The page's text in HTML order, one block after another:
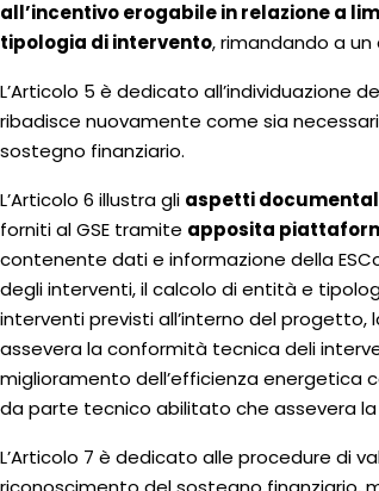
all’incentivo erogabile in relazione a
tipologia di intervento, rimandando a
L’Articolo 5 è dedicato all’individuazione
ribadisce nuovamente come sia
sostegno finanziario.
L’Articolo 6 illustra gli aspetti
forniti al GSE tramite apposita
contenente dati e informazione della
degli interventi, il calcolo di entità e
interventi previsti all’interno del
assevera la conformità tecnica deli
miglioramento dell’efficienza energetica
da parte tecnico abilitato che assevera
L’Articolo 7 è dedicato alle procedure di